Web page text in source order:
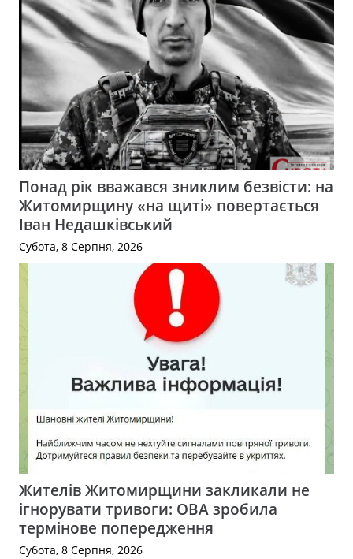
Понад рік вважався зниклим безвісти: на
Житомирщину «на щиті» повертається
Іван Недашківський
Субота, 8 Серпня, 2026
Жителів Житомирщини закликали не
ігнорувати тривоги: ОВА зробила
термінове попередження
Субота, 8 Серпня, 2026